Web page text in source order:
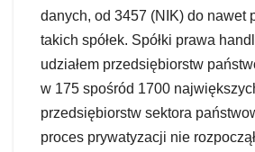
danych, od 3457 (NIK) do nawet
takich spółek. Spółki prawa
udziałem przedsiębiorstw
w 175 spośród 1700
przedsiębiorstw sektora
proces prywatyzacji nie